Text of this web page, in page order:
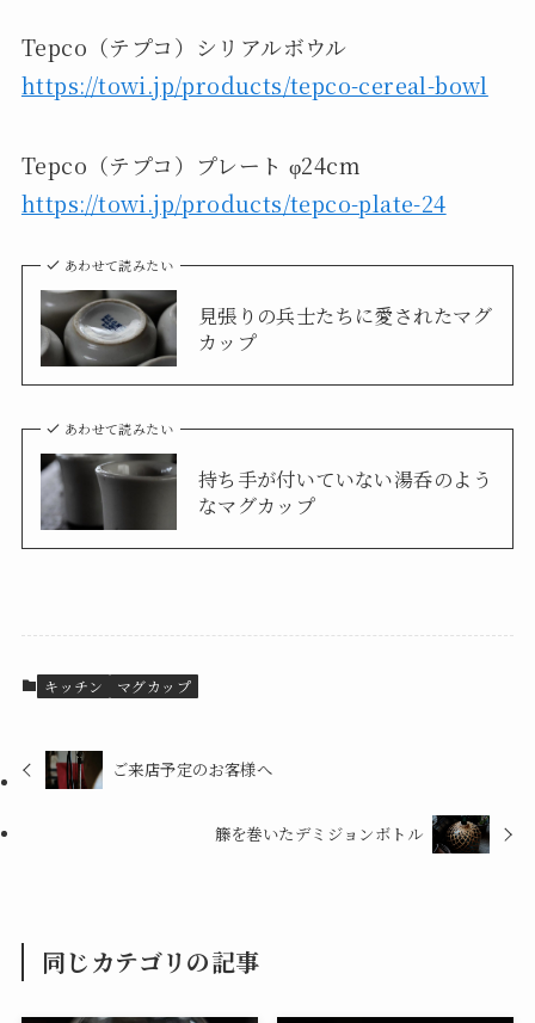
Tepco（テプコ）シリアルボウル
https://towi.jp/products/tepco-cereal-bowl
Tepco（テプコ）プレート φ24cm
https://towi.jp/products/tepco-plate-24
あわせて読みたい
見張りの兵士たちに愛されたマグ
カップ
あわせて読みたい
持ち手が付いていない湯呑のよう
なマグカップ
キッチン マグカップ
ご来店予定のお客様へ
籐を巻いたデミジョンボトル
同じカテゴリの記事